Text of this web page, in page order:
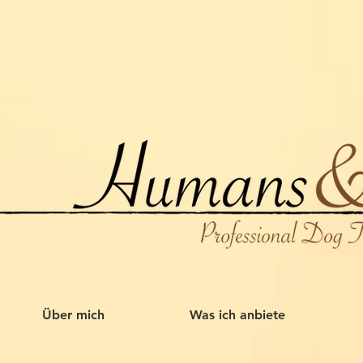
Über mich Was ich anbiete